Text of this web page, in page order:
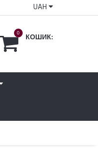
UAH
0 КОШИК: